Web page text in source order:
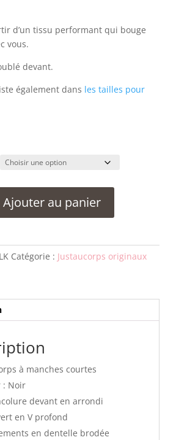
d’un tissu performant qui bouge
vous.
devant.
également dans les tailles pour
Ajouter au panier
Catégorie : Justaucorps originaux
à manches courtes
: Noir
devant en arrondi
en V profond
en dentelle brodée